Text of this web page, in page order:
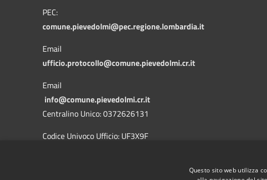
PEC:
comune.pievedolmi@pec.regione.lombardia.it
Email
ufficio.protocollo@comune.pievedolmi.cr.it
Email
info@comune.pievedolmi.cr.it
Centralino Unico: 0372626131
Codice Univoco Ufficio: UF3X9F
Questo sito web utilizza